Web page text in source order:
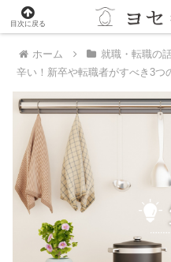
PR
ホーム 就職・転職の話
辛い！新卒や転職者がすべき3つ
目次に戻る